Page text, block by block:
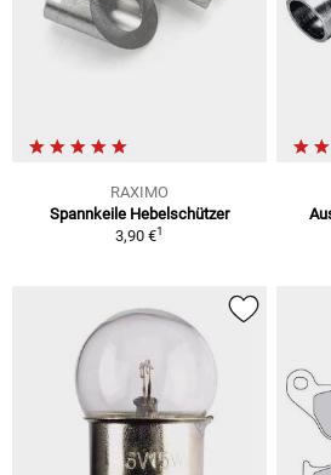
RAXIMO
Spannkeile Hebelschützer
3,90 €1